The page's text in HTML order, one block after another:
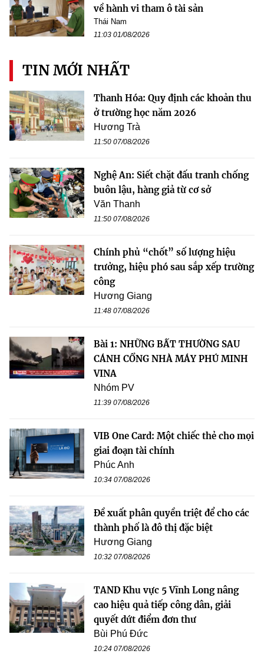
về hành vi tham ô tài sản
Thái Nam
11:03 01/08/2026
TIN MỚI NHẤT
Thanh Hóa: Quy định các khoản thu
ở trường học năm 2026
Hương Trà
11:50 07/08/2026
Nghệ An: Siết chặt đấu tranh chống
buôn lậu, hàng giả từ cơ sở
Văn Thanh
11:50 07/08/2026
Chính phủ “chốt” số lượng hiệu
trưởng, hiệu phó sau sắp xếp trường
công
Hương Giang
11:48 07/08/2026
Bài 1: NHỮNG BẤT THƯỜNG SAU
CÁNH CỔNG NHÀ MÁY PHÚ MINH
VINA
Nhóm PV
11:39 07/08/2026
VIB One Card: Một chiếc thẻ cho mọi
giai đoạn tài chính
Phúc Anh
10:34 07/08/2026
Đề xuất phân quyền triệt để cho các
thành phố là đô thị đặc biệt
Hương Giang
10:32 07/08/2026
TAND Khu vực 5 Vĩnh Long nâng
cao hiệu quả tiếp công dân, giải
quyết dứt điểm đơn thư
Bùi Phú Đức
10:24 07/08/2026